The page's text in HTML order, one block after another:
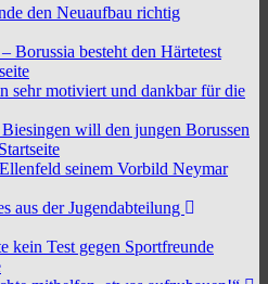
den Neuaufbau richtig
Borussia besteht den Härtetest
sehr motiviert und dankbar für die
will den jungen Borussen
Startseite
seinem Vorbild Neymar
aus der Jugendabteilung
kein Test gegen Sportfreunde